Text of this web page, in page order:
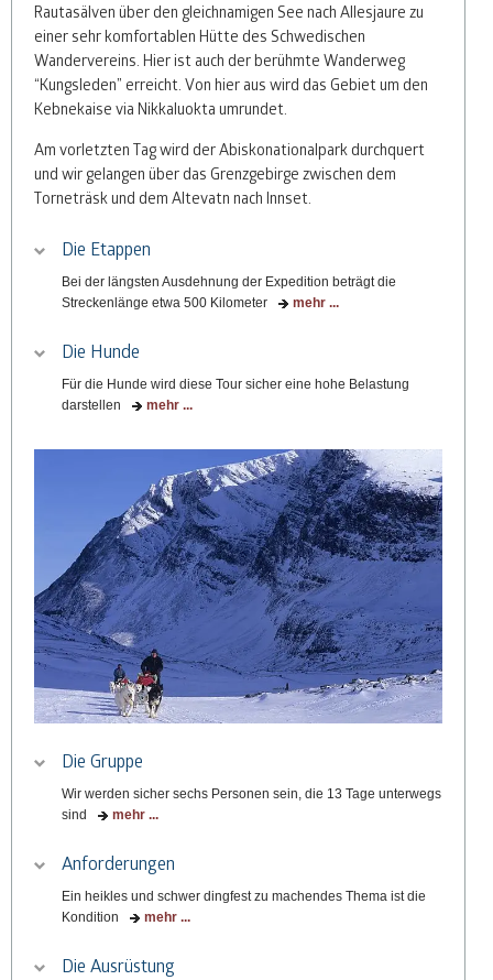
Rautasälven über den gleichnamigen See nach Allesjaure zu
einer sehr komfortablen Hütte des Schwedischen
Wandervereins. Hier ist auch der berühmte Wanderweg
“Kungsleden” erreicht. Von hier aus wird das Gebiet um den
Kebnekaise via Nikkaluokta umrundet.
Am vorletzten Tag wird der Abiskonationalpark durchquert
und wir gelangen über das Grenzgebirge zwischen dem
Torneträsk und dem Altevatn nach Innset.
Die Etappen
Bei der längsten Ausdehnung der Expedition beträgt die
Streckenlänge etwa 500 Kilometer
mehr ...
Die Hunde
Für die Hunde wird diese Tour sicher eine hohe Belastung
darstellen
mehr ...
Die Gruppe
Wir werden sicher sechs Personen sein, die 13 Tage unterwegs
sind
mehr ...
Anforderungen
Ein heikles und schwer dingfest zu machendes Thema ist die
Kondition
mehr ...
Die Ausrüstung